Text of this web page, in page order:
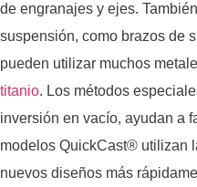
de engranajes y ejes.
suspensión, como brazos de
pueden utilizar muchos
titanio. Los métodos
inversión en vacío, ayudan a
modelos QuickCast® utilizan
nuevos diseños más